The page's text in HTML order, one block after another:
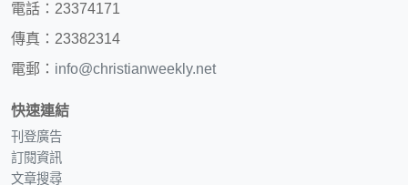
電話：23374171
傳真：23382314
電郵： info@christianweekly.net
快速連結
刊登廣告
訂閱資訊
文章搜尋